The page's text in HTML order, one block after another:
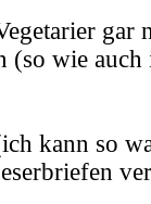
gar
(so wie
kann so